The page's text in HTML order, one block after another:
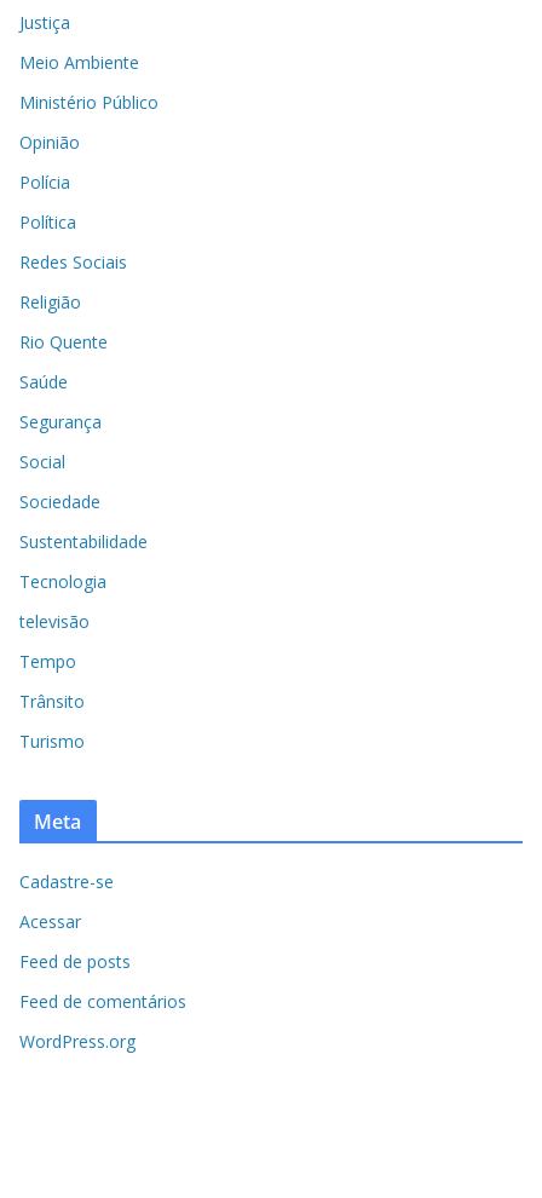
Justiça
Meio Ambiente
Ministério Público
Opinião
Polícia
Política
Redes Sociais
Religião
Rio Quente
Saúde
Segurança
Social
Sociedade
Sustentabilidade
Tecnologia
televisão
Tempo
Trânsito
Turismo
Meta
Cadastre-se
Acessar
Feed de posts
Feed de comentários
WordPress.org